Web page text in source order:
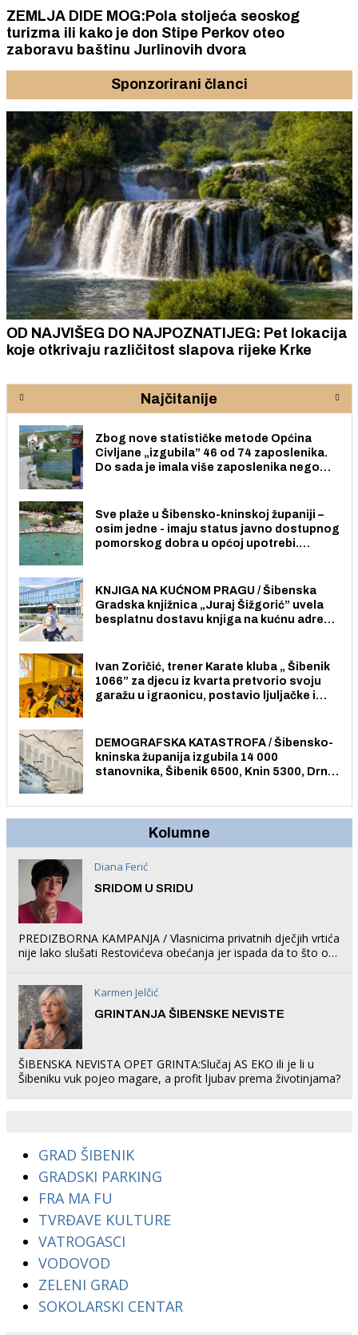
ZEMLJA DIDE MOG:Pola stoljeća seoskog
turizma ili kako je don Stipe Perkov oteo
zaboravu baštinu Jurlinovih dvora
Sponzorirani članci
OD NAJVIŠEG DO NAJPOZNATIJEG: Pet lokacija
koje otkrivaju različitost slapova rijeke Krke
Najčitanije
Zbog nove statističke metode Općina
Civljane „izgubila” 46 od 74 zaposlenika.
Do sada je imala više zaposlenika nego
Sve plaže u Šibensko-kninskoj županiji –
osim jedne - imaju status javno dostupnog
pomorskog dobra u općoj upotrebi.
KNJIGA NA KUĆNOM PRAGU / Šibenska
Gradska knjižnica „Juraj Šižgorić” uvela
besplatnu dostavu knjiga na kućnu adresu
Ivan Zoričić, trener Karate kluba „ Šibenik
1066” za djecu iz kvarta pretvorio svoju
garažu u igraonicu, postavio ljuljačke i
DEMOGRAFSKA KATASTROFA / Šibensko-
kninska županija izgubila 14 000
stanovnika, Šibenik 6500, Knin 5300, Drniš
Kolumne
Diana Ferić
SRIDOM U SRIDU
PREDIZBORNA KAMPANJA / Vlasnicima privatnih dječjih vrtića
nije lako slušati Restovićeva obećanja jer ispada da to što oni
Karmen Jelčić
GRINTANJA ŠIBENSKE NEVISTE
ŠIBENSKA NEVISTA OPET GRINTA:Slučaj AS EKO ili je li u
Šibeniku vuk pojeo magare, a profit ljubav prema životinjama?
GRAD ŠIBENIK
GRADSKI PARKING
FRA MA FU
TVRĐAVE KULTURE
VATROGASCI
VODOVOD
ZELENI GRAD
SOKOLARSKI CENTAR